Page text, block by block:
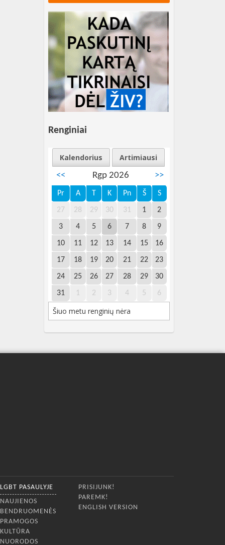
Renginiai
Kalendorius
Artimiausi
<<
Rgp 2026 >>
Pr A T K Pn Š S
27 28 29 30 31 1 2
3 4 5 6 7 8 9
10 11 12 13 14 15 16
17 18 19 20 21 22 23
24 25 26 27 28 29 30
31 1 2 3 4 5 6
Šiuo metu renginių nėra
LGBT PASAULYJE
NAUJIENOS
BENDRUOMENĖS
PRAMOGOS
KULTŪRA
NUORODOS
PRISIJUNK!
PAREMK!
ENGLISH VERSION